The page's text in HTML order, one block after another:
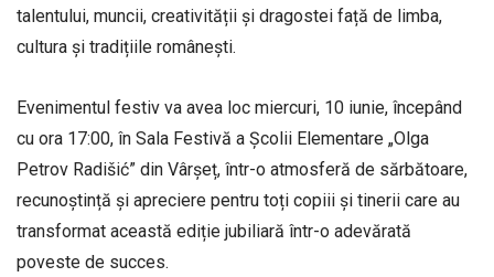
talentului, muncii, creativității și dragostei față de limba,
cultura și tradițiile românești.
Evenimentul festiv va avea loc miercuri, 10 iunie, începând
cu ora 17:00, în Sala Festivă a Școlii Elementare „Olga
Petrov Radišić” din Vârșeț, într-o atmosferă de sărbătoare,
recunoștință și apreciere pentru toți copiii și tinerii care au
transformat această ediție jubiliară într-o adevărată
poveste de succes.